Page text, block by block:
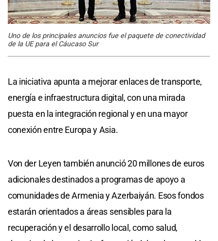
Uno de los principales anuncios fue el paquete de conectividad
de la UE para el Cáucaso Sur
La iniciativa apunta a mejorar enlaces de transporte,
energía e infraestructura digital, con una mirada
puesta en la integración regional y en una mayor
conexión entre Europa y Asia.
Von der Leyen también anunció 20 millones de euros
adicionales destinados a programas de apoyo a
comunidades de Armenia y Azerbaiyán. Esos fondos
estarán orientados a áreas sensibles para la
recuperación y el desarrollo local, como salud,